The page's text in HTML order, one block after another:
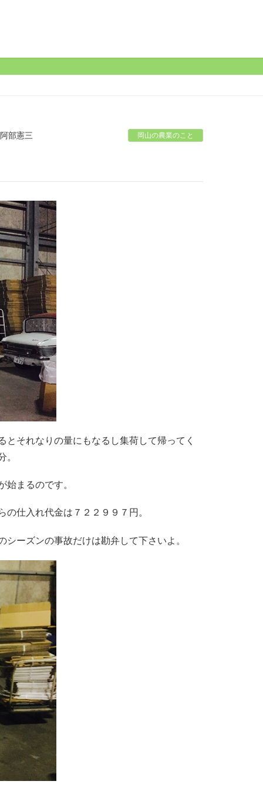
部憲三 岡山の農業のこと
それなりの量にもなるし集荷して帰ってく
。
始まるのです。
仕入れ代金は７２２９９７円。
ーズンの事故だけは勘弁して下さいよ。